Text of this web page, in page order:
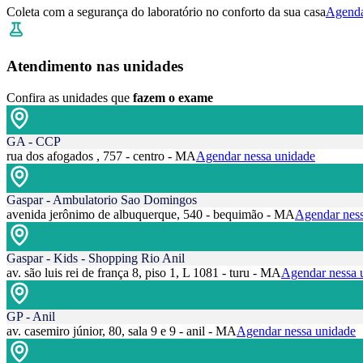
Coleta com a segurança do laboratório no conforto da sua casa
Atendimento nas unidades
Confira as unidades que fazem o exame
GA - CCP
rua dos afogados , 757 - centro - MAAgendar nessa unidade
Gaspar - Ambulatorio Sao Domingos
avenida jerônimo de albuquerque, 540 - bequimão - MAAgendar
Gaspar - Kids - Shopping Rio Anil
av. são luis rei de frança 8, piso 1, L 1081 - turu - MAAgendar nessa
GP - Anil
av. casemiro júnior, 80, sala 9 e 9 - anil - MAAgendar nessa unidade